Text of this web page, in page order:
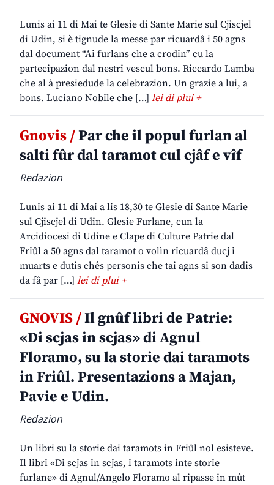
Lunis ai 11 di Mai te Glesie di Sante Marie sul Cjiscjel
di Udin, si è tignude la messe par ricuardâ i 50 agns
dal document “Ai furlans che a crodin” cu la
partecipazion dal nestri vescul bons. Riccardo Lamba
che al à presiedude la celebrazion. Un grazie a lui, a
bons. Luciano Nobile che […] lei di plui +
Gnovis /Par che il popul furlan al
salti fûr dal taramot cul cjâf e vîf
Redazion
Lunis ai 11 di Mai a lis 18,30 te Glesie di Sante Marie
sul Cjiscjel di Udin. Glesie Furlane, cun la
Arcidiocesi di Udine e Clape di Culture Patrie dal
Friûl a 50 agns dal taramot o volìn ricuardâ ducj i
muarts e dutis chês personis che tai agns si son dadis
da fâ par […] lei di plui +
GNOVIS /Il gnûf libri de Patrie:
«Di scjas in scjas» di Agnul
Floramo, su la storie dai taramots
in Friûl. Presentazions a Majan,
Pavie e Udin.
Redazion
Un libri su la storie dai taramots in Friûl nol esisteve.
Il libri «Di scjas in scjas, i taramots inte storie
furlane» di Agnul/Angelo Floramo al ripasse in mût